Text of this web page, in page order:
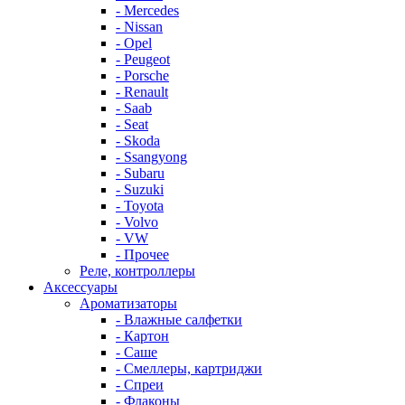
- Mercedes
- Nissan
- Opel
- Peugeot
- Porsche
- Renault
- Saab
- Seat
- Skoda
- Ssangyong
- Subaru
- Suzuki
- Toyota
- Volvo
- VW
- Прочее
Реле, контроллеры
Аксессуары
Ароматизаторы
- Влажные салфетки
- Картон
- Саше
- Смеллеры, картриджи
- Спреи
- Флаконы